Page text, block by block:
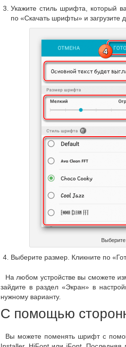
Укажите стиль шрифта, который
по «Скачать шрифты» и загрузите
Выберите размер. Кликните по
На любом устройстве вы сможете
зайдите в раздел «Экран» в
нужному варианту.
С помощью
Вы можете поменять шрифт с